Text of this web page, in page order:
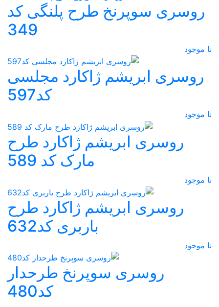
روسری سوپرنخ طرح پلنگی کد
349
نا موجود
روسری ابریشم ژاکارد مجلسی
کد597
نا موجود
روسری ابریشم ژاکارد طرح
مارک کد 589
نا موجود
روسری ابریشم ژاکارد طرح
باربری کد632
نا موجود
روسری سوپرنخ طرحدار
کد480